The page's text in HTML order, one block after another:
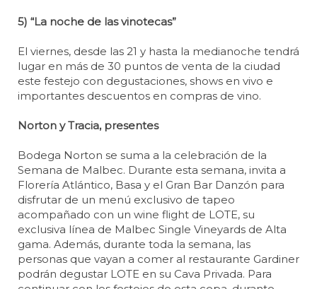
5) “La noche de las vinotecas”
El viernes, desde las 21 y hasta la medianoche tendrá
lugar en más de 30 puntos de venta de la ciudad
este festejo con degustaciones, shows en vivo e
importantes descuentos en compras de vino.
Norton y Tracia, presentes
Bodega Norton se suma a la celebración de la
Semana de Malbec. Durante esta semana, invita a
Florería Atlántico, Basa y el Gran Bar Danzón para
disfrutar de un menú exclusivo de tapeo
acompañado con un wine flight de LOTE, su
exclusiva línea de Malbec Single Vineyards de Alta
gama. Además, durante toda la semana, las
personas que vayan a comer al restaurante Gardiner
podrán degustar LOTE en su Cava Privada. Para